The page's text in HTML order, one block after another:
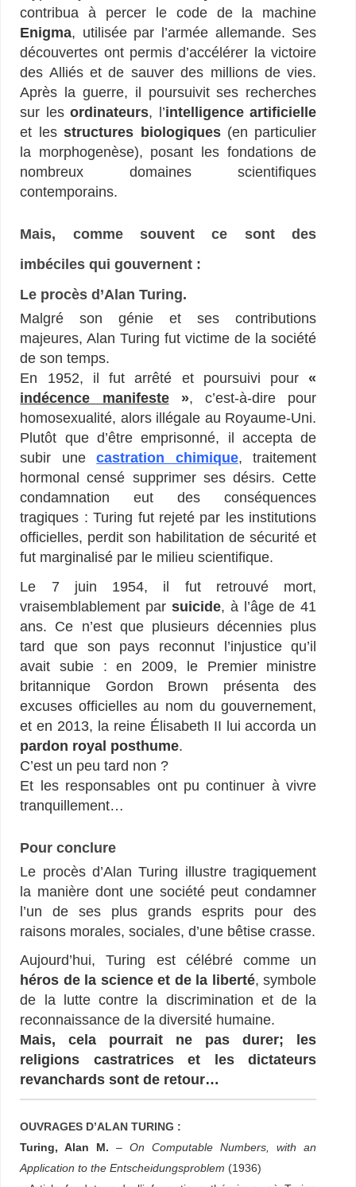
contribua à percer le code de la machine
Enigma, utilisée par l’armée allemande. Ses
découvertes ont permis d’accélérer la victoire
des Alliés et de sauver des millions de vies.
Après la guerre, il poursuivit ses recherches
sur lesordinateurs, l’intelligence artificielle
et lesstructures biologiques(en particulier
la morphogenèse), posant les fondations de
nombreux domaines scientifiques
contemporains.
Mais, comme souvent ce sont des
imbéciles qui gouvernent :
Le procès d’Alan Turing.
Malgré son génie et ses contributions
majeures, Alan Turing fut victime de la société
de son temps.
En 1952, il fut arrêté et poursuivi pour«
indécence manifeste», c’est-à-dire pour
homosexualité, alors illégale au Royaume-Uni.
Plutôt que d’être emprisonné, il accepta de
subir unecastration chimique, traitement
hormonal censé supprimer ses désirs. Cette
condamnation eut des conséquences
tragiques : Turing fut rejeté par les institutions
officielles, perdit son habilitation de sécurité et
fut marginalisé par le milieu scientifique.
Le 7 juin 1954, il fut retrouvé mort,
vraisemblablement par suicide, à l’âge de 41
ans. Ce n’est que plusieurs décennies plus
tard que son pays reconnut l’injustice qu’il
avait subie : en 2009, le Premier ministre
britannique Gordon Brown présenta des
excuses officielles au nom du gouvernement,
et en 2013, la reine Élisabeth II lui accorda un
pardon royal posthume.
C’est un peu tard non ?
Et les responsables ont pu continuer à vivre
tranquillement…
Pour conclure
Le procès d’Alan Turing illustre tragiquement
la manière dont une société peut condamner
l’un de ses plus grands esprits pour des
raisons morales, sociales, d’une bêtise crasse.
Aujourd’hui, Turing est célébré comme un
héros de la science et de la liberté, symbole
de la lutte contre la discrimination et de la
reconnaissance de la diversité humaine.
Mais, cela pourrait ne pas durer; les
religions castratrices et les dictateurs
revanchards sont de retour…
OUVRAGES D’ALAN TURING :
Turing, Alan M. –On Computable Numbers, with an
Application to the Entscheidungsproblem (1936)